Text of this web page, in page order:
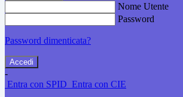
Nome Utente
Password
Password dimenticata?
-
Entra con SPID Entra con CIE